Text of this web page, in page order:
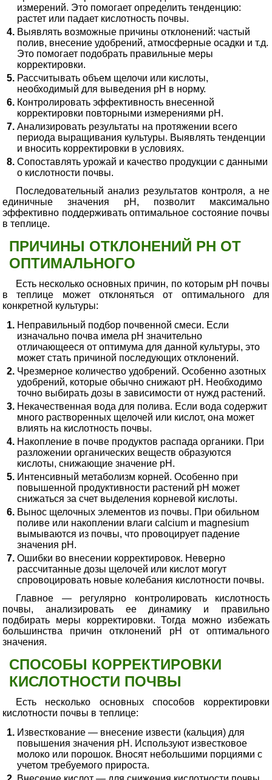
измерений. Это помогает определить тенденцию:
растет или падает кислотность почвы.
Выявлять возможные причины отклонений: частый
полив, внесение удобрений, атмосферные осадки и т.д.
Это помогает подобрать правильные меры
корректировки.
Рассчитывать объем щелочи или кислоты,
необходимый для выведения pH в норму.
Контролировать эффективность внесенной
корректировки повторными измерениями pH.
Анализировать результаты на протяжении всего
периода выращивания культуры. Выявлять тенденции
и вносить корректировки в условиях.
Сопоставлять урожай и качество продукции с данными
о кислотности почвы.
Последовательный анализ результатов контроля, а не
единичные значения pH, позволит максимально
эффективно поддерживать оптимальное состояние почвы
в теплице.
ПРИЧИНЫ ОТКЛОНЕНИЙ PH ОТ
ОПТИМАЛЬНОГО
Есть несколько основных причин, по которым pH почвы
в теплице может отклоняться от оптимального для
конкретной культуры:
Неправильный подбор почвенной смеси. Если
изначально почва имела pH значительно
отличающееся от оптимума для данной культуры, это
может стать причиной последующих отклонений.
Чрезмерное количество удобрений. Особенно азотных
удобрений, которые обычно снижают pH. Необходимо
точно выбирать дозы в зависимости от нужд растений.
Некачественная вода для полива. Если вода содержит
много растворенных щелочей или кислот, она может
влиять на кислотность почвы.
Накопление в почве продуктов распада органики. При
разложении органических веществ образуются
кислоты, снижающие значение pH.
Интенсивный метаболизм корней. Особенно при
повышенной продуктивности растений pH может
снижаться за счет выделения корневой кислоты.
Вынос щелочных элементов из почвы. При обильном
поливе или накоплении влаги calcium и magnesium
вымываются из почвы, что провоцирует падение
значения pH.
Ошибки во внесении корректировок. Неверно
рассчитанные дозы щелочей или кислот могут
спровоцировать новые колебания кислотности почвы.
Главное — регулярно контролировать кислотность
почвы, анализировать ее динамику и правильно
подбирать меры корректировки. Тогда можно избежать
большинства причин отклонений pH от оптимального
значения.
СПОСОБЫ КОРРЕКТИРОВКИ
КИСЛОТНОСТИ ПОЧВЫ
Есть несколько основных способов корректировки
кислотности почвы в теплице:
Известкование — внесение извести (кальция) для
повышения значения pH. Используют известковое
молоко или порошок. Вносят небольшими порциями с
учетом требуемого прироста.